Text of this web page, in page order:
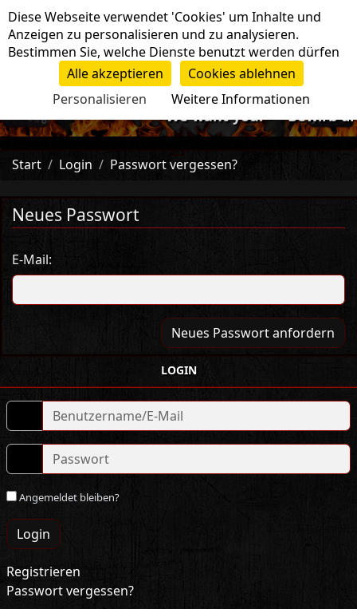
Navigation
-=>We want you!<=- Bewirb
Start Login Passwort vergessen?
Neues Passwort
E-Mail:
Neues Passwort anfordern
LOGIN
Angemeldet bleiben?
Login
Registrieren
Passwort vergessen?
Cookie-Einstellungen
Diese Webseite verwendet 'Cookies' um Inhalte und
Anzeigen zu personalisieren und zu analysieren.
Bestimmen Sie, welche Dienste benutzt werden dürfen
Alle akzeptieren
Cookies ablehnen
Personalisieren
Weitere Informationen